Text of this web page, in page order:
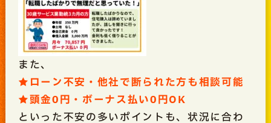
また、
★ローン不安・他社で断られた方も相談可能
★頭金0円・ボーナス払い0円OK
といった不安の多いポイントも、状況に合わ